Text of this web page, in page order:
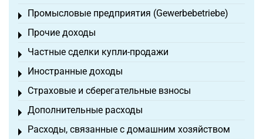
Промысловые предприятия (Gewerbebetriebe)
Toggle menu
Прочие доходы
Toggle menu
Частные сделки купли-продажи
Toggle menu
Иностранные доходы
Toggle menu
Страховые и сберегательные взносы
Toggle menu
Дополнительные расходы
Toggle menu
Расходы, связанные с домашним хозяйством
Toggle menu